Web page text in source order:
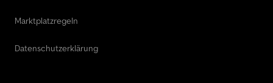
Marktplatzregeln
Datenschutzerklärung